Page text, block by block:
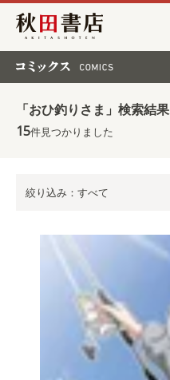
秋田書店
「おひ釣りさま」検索結果
15件見つかりました
絞り込み：すべて